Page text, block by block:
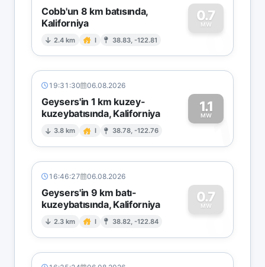
Cobb'un 8 km batısında,
Kaliforniya
2.4 km I 38.83, -122.81
0.7
MW
0
19:31:30 06.08.2026
Geysers'in 1 km kuzey-
kuzeybatısında, Kaliforniya
3.8 km I 38.78, -122.76
1.1
MW1
16:46:27 06.08.2026
Geysers'in 9 km batı-
kuzeybatısında, Kaliforniya
2.3 km I 38.82, -122.84
0.7
MW
0